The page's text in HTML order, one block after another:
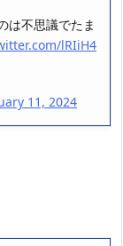
は不思議でたま
lRIiH4
11, 2024